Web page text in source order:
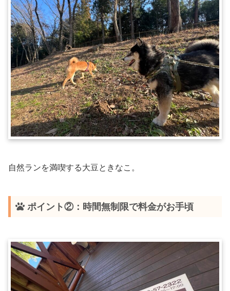
自然ランを満喫する大豆ときなこ。
ポイント②：時間無制限で料金がお手頃